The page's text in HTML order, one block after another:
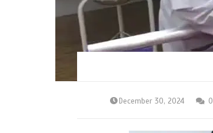
December 30, 2024 0